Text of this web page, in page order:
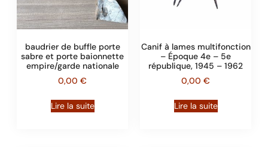
baudrier de buffle porte
sabre et porte baionnette
empire/garde nationale
0,00 €
Lire la suite
Canif à lames multifonction
– Époque 4e – 5e
république, 1945 – 1962
0,00 €
Lire la suite